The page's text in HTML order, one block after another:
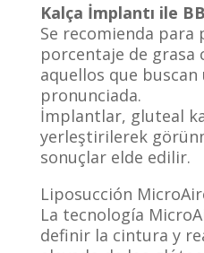
Kalça İmplantı ile
Se recomienda para
porcentaje de grasa
aquellos que
pronunciada.
İmplantlar, gluteal
yerleştirilerek
sonuçlar elde edilir.
Liposucción
La tecnología
definir la cintura y